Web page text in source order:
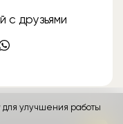
с друзьями
улучшения работы